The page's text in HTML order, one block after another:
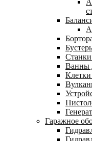
Станки
Ванны
Клетки
Гаражное